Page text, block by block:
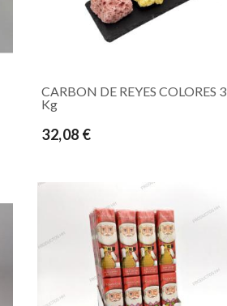
CARBON DE REYES COLORES 3
Kg
32,08 €